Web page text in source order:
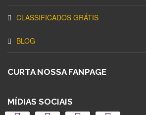
CLASSIFICADOS GRÁTIS
BLOG
CURTA NOSSA FANPAGE
MÍDIAS SOCIAIS